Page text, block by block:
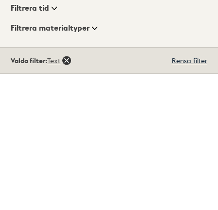
Visningsläge
Filtrera tid
Filtrera materialtyper
träffar
Valda filter:Text Rensa filter